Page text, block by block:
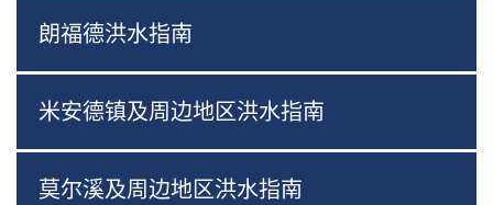
朗福德洪水指南
米安德镇及周边地区洪水指南
莫尔溪及周边地区洪水指南